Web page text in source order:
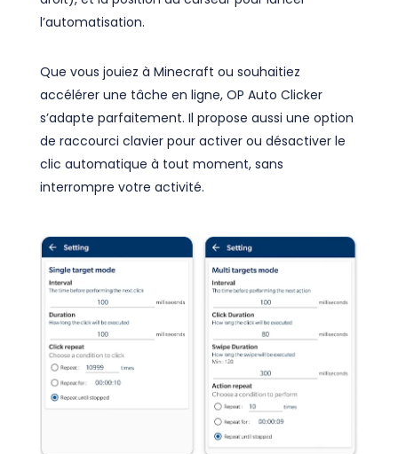
l’automatisation.
Que vous jouiez à Minecraft ou souhaitiez
accélérer une tâche en ligne, OP Auto Clicker
s’adapte parfaitement. Il propose aussi une option
de raccourci clavier pour activer ou désactiver le
clic automatique à tout moment, sans
interrompre votre activité.